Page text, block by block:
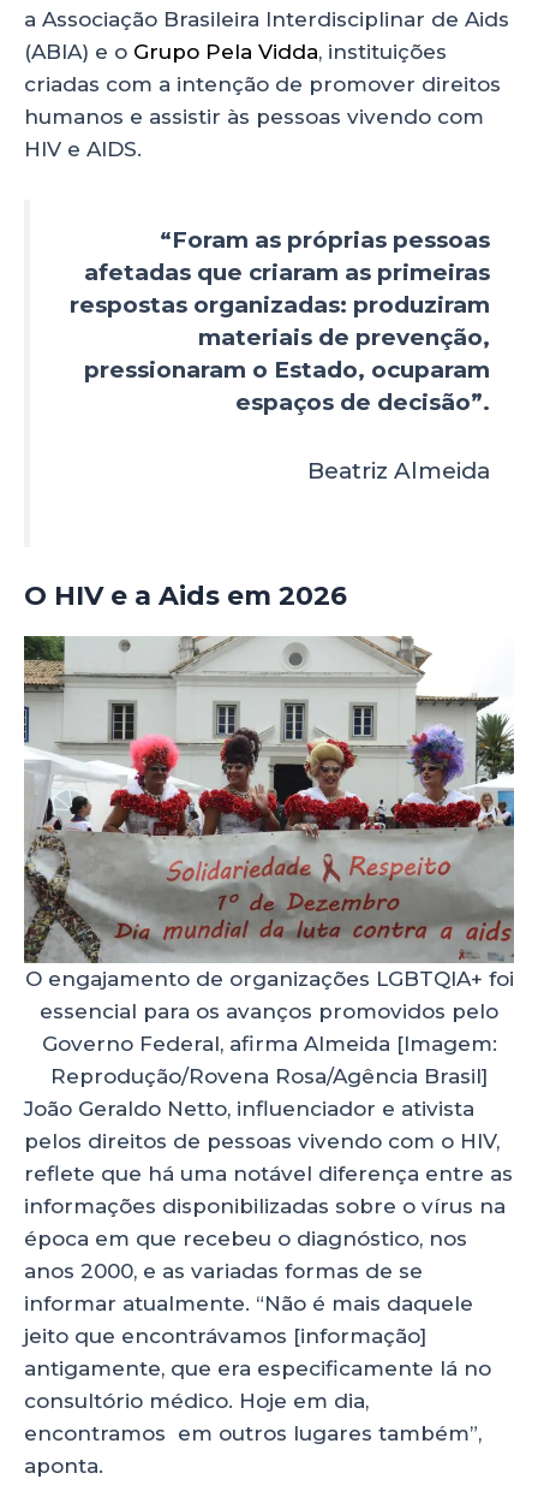
a Associação Brasileira Interdisciplinar de Aids
(ABIA) e o Grupo Pela Vidda, instituições
criadas com a intenção de promover direitos
humanos e assistir às pessoas vivendo com
HIV e AIDS.
“Foram as próprias pessoas
afetadas que criaram as primeiras
respostas organizadas: produziram
materiais de prevenção,
pressionaram o Estado, ocuparam
espaços de decisão”.
Beatriz Almeida
O HIV e a Aids em 2026
O engajamento de organizações LGBTQIA+ foi
essencial para os avanços promovidos pelo
Governo Federal, afirma Almeida [Imagem:
Reprodução/Rovena Rosa/Agência Brasil]
João Geraldo Netto, influenciador e ativista
pelos direitos de pessoas vivendo com o HIV,
reflete que há uma notável diferença entre as
informações disponibilizadas sobre o vírus na
época em que recebeu o diagnóstico, nos
anos 2000, e as variadas formas de se
informar atualmente. “Não é mais daquele
jeito que encontrávamos [informação]
antigamente, que era especificamente lá no
consultório médico. Hoje em dia,
encontramos em outros lugares também”,
aponta.